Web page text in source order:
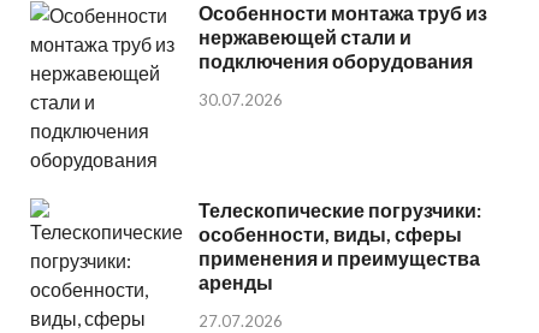
Особенности монтажа труб из
нержавеющей стали и
подключения оборудования
30.07.2026
Телескопические погрузчики:
особенности, виды, сферы
применения и преимущества
аренды
27.07.2026